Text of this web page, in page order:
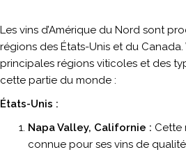
Les vins d’Amérique du Nord sont
régions des États-Unis et du
principales régions viticoles et des
cette partie du monde :
États-Unis :
Napa Valley, Californie : Cette
connue pour ses vins de